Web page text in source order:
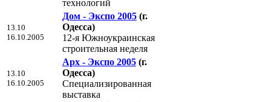
технологий
13.10
16.10.2005
Дом - Экспо 2005 (г.
Одесса)
12-я Южноукраинская
строительная неделя
13.10
16.10.2005
Арх - Экспо 2005 (г.
Одесса)
Специализированная
выставка